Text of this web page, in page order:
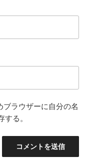
ブラウザーに自分の名
る。